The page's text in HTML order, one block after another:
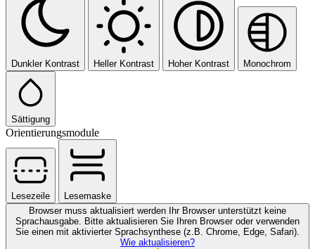
Dunkler Kontrast Heller Kontrast Hoher Kontrast Monochrom
Sättigung
Orientierungsmodule
Lesezeile
Lesemaske
Browser muss aktualisiert werden
Ihr Browser unterstützt keine
Sprachausgabe. Bitte aktualisieren Sie Ihren Browser oder verwenden
Sie einen mit aktivierter Sprachsynthese (z.B. Chrome, Edge, Safari).
Wie aktualisieren?